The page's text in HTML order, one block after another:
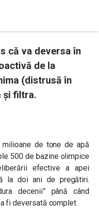
că va deversa în
de la
(distrusă în
și filtra.
de tone de apă
500 de bazine olimpice
efective a apei
la doi ani de pregătiri.
decenii” până când
fi deversată complet.